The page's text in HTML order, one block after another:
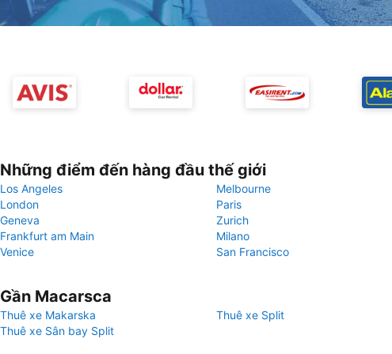
Những điểm đến hàng đầu thế giới
Los Angeles
Melbourne
London
Paris
Geneva
Zurich
Frankfurt am Main
Milano
Venice
San Francisco
Gần Macarsca
Thuê xe Makarska
Thuê xe Split
Thuê xe Sân bay Split